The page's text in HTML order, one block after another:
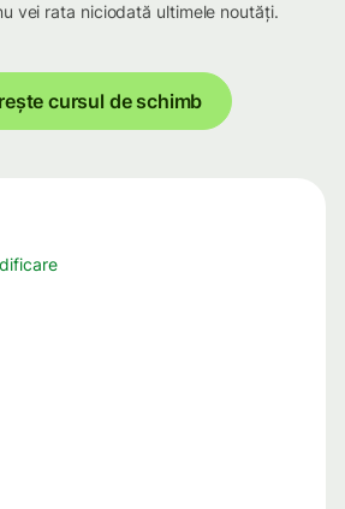
vei rata niciodată ultimele noutăți.
cursul de schimb